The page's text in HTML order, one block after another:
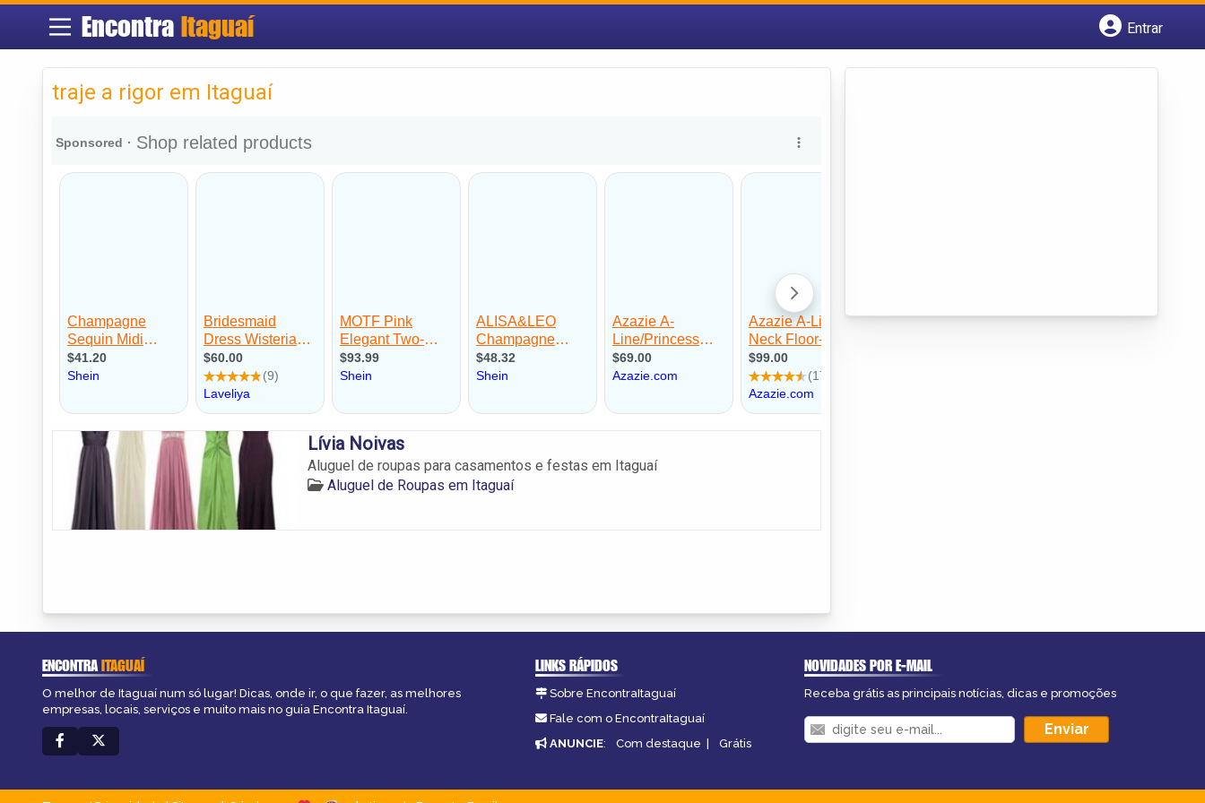
Encontra Itaguaí
Entrar
traje a rigor em Itaguaí
Lívia Noivas
Aluguel de roupas para casamentos e festas em Itaguaí
Aluguel de Roupas em Itaguaí
ENCONTRAITAGUAÍ
O melhor de Itaguaí num só lugar! Dicas, onde ir, o que fazer, as melhores
empresas, locais, serviços e muito mais no guia Encontra Itaguaí.
LINKS RÁPIDOS
Sobre EncontraItaguaí
Fale com o EncontraItaguaí
ANUNCIE: Com destaque | Grátis
NOVIDADES POR E-MAIL
Receba grátis as principais notícias, dicas e promoções